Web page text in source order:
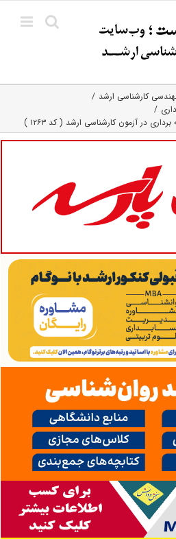
کارشناسی ارشد
در آزمون کارشناسی ارشد ( کد ۱۲۶۳ )